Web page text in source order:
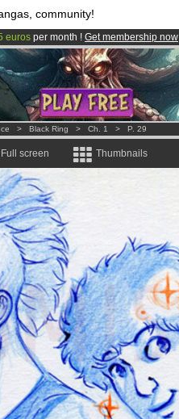
community!
euros per month ! Get membership now
!.
comics & mangas!.
> Black Ring > Ch. 1 > P. 29
Full screen Thumbnails